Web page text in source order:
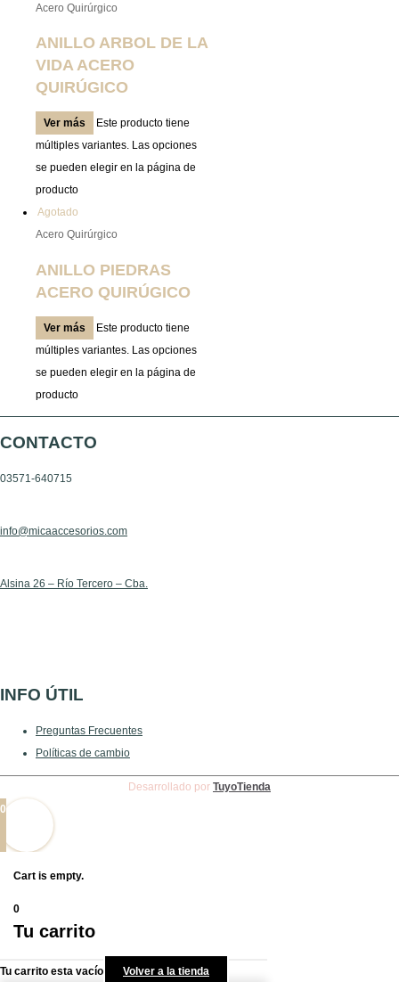
Acero Quirúrgico
ANILLO ARBOL DE LA
VIDA ACERO
QUIRÚGICO
Ver más
Este producto tiene
múltiples variantes. Las opciones
se pueden elegir en la página de
producto
Agotado
Acero Quirúrgico
ANILLO PIEDRAS
ACERO QUIRÚGICO
Ver más
Este producto tiene
múltiples variantes. Las opciones
se pueden elegir en la página de
producto
CONTACTO
03571-640715
info@micaaccesorios.com
Alsina 26 – Río Tercero – Cba.
INFO ÚTIL
Preguntas Frecuentes
Políticas de cambio
Desarrollado por TuyoTienda
0
Cart is empty.
0
Tu carrito
Tu carrito esta vacío Volver a la tienda